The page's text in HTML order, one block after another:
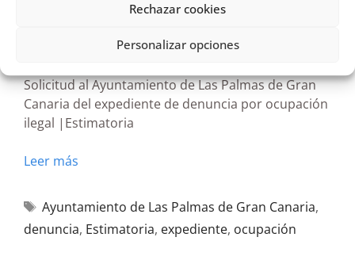
Rechazar cookies
Personalizar opciones
Solicitud al Ayuntamiento de Las Palmas de Gran
Canaria del expediente de denuncia por ocupación
ilegal |Estimatoria
Leer más
Ayuntamiento de Las Palmas de Gran Canaria,
denuncia, Estimatoria, expediente, ocupación